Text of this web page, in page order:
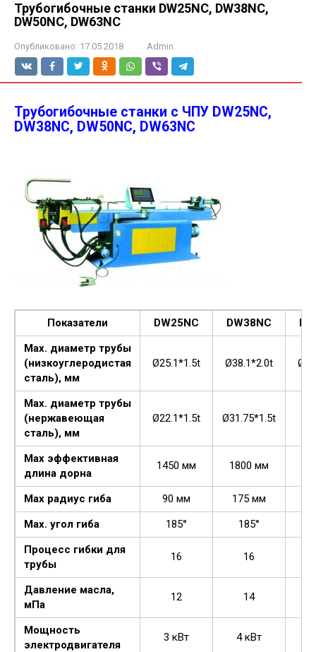
Трубогибочные станки DW25NC, DW38NC,
DW50NC, DW63NC
Опубликовано: 17.05.2018 Admin
Трубогибочные станки с ЧПУ DW25NC,
DW38NC, DW50NC, DW63NC
Показатели DW25NC DW38NC
Мах. диаметр трубы
(низкоуглеродистая
сталь), мм
Ø25.1*1.5t Ø38.1*2.0t
Мах. диаметр трубы
(нержавеющая
сталь), мм
Ø22.1*1.5t Ø31.75*1.5t
Мах эффективная
длина дорна
1450 мм 1800 мм
Мах радиус гиба 90 мм 175 мм
Мах. угол гиба
185° 185°
Процесс гибки для
трубы
16 16
Давление масла,
мПа
12 14
Мощность
электродвигателя
3 кВт 4 кВт